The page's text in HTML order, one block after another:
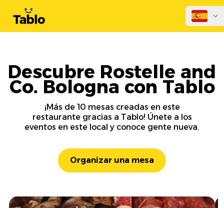
Descubre Rostelle and
Co. Bologna con Tablo
¡Más de 10 mesas creadas en este
restaurante gracias a Tablo! Únete a los
eventos en este local y conoce gente nueva.
Organizar una mesa